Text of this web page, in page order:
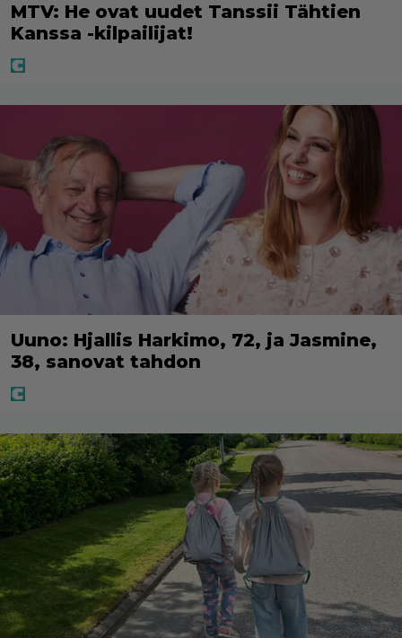
MTV: He ovat uudet Tanssii Tähtien
Kanssa -kilpailijat!
Uuno: Hjallis Harkimo, 72, ja Jasmine,
38, sanovat tahdon